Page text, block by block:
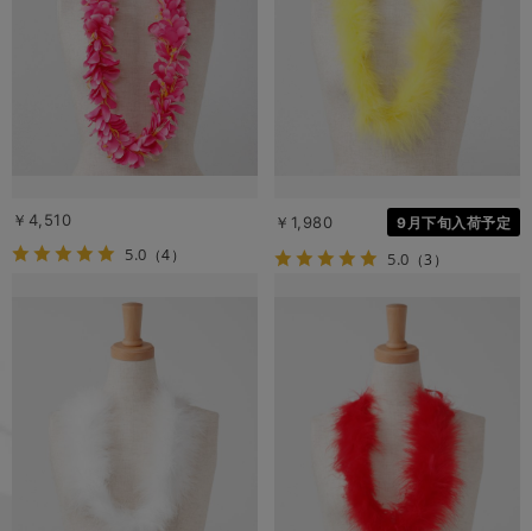
￥4,510
5.0 （4）
￥1,980 9月下旬入荷予定
5.0 （3）